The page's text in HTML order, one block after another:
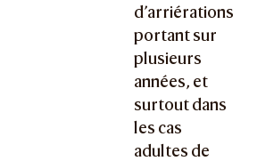
d’arriérations
portant sur
plusieurs
années, et
surtout dans
les cas
adultes de